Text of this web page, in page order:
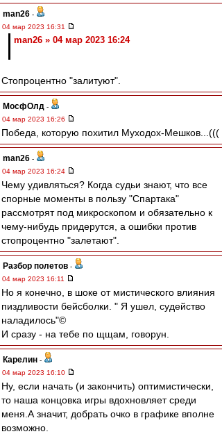
man26 -
04 мар 2023 16:31
man26 » 04 мар 2023 16:24
Стопроцентно "залитуют".
МосфОлд -
04 мар 2023 16:26
Победа, которую похитил Муходох-Мешков...(((
man26 -
04 мар 2023 16:24
Чему удивляться? Когда судьи знают, что все
спорные моменты в пользу "Спартака"
рассмотрят под микроскопом и обязательно к
чему-нибудь придерутся, а ошибки против
стопроцентно "залетают".
Разбор полетов -
04 мар 2023 16:11
Но я конечно, в шоке от мистического влияния
пиздливости бейсболки. " Я ушел, судейство
наладилось"©
И сразу - на тебе по щщам, говорун.
Карелин -
04 мар 2023 16:10
Ну, если начать (и закончить) оптимистически,
то наша концовка игры вдохновляет среди
меня.А значит, добрать очко в графике вполне
возможно.